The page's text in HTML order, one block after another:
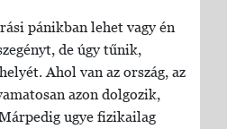
pánikban lehet vagy én
de úgy tűnik,
Ahol van az ország, az
azon dolgozik,
ugye fizikailag